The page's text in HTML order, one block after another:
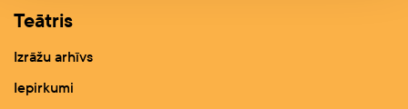
Teātris
Izrāžu arhīvs
Iepirkumi